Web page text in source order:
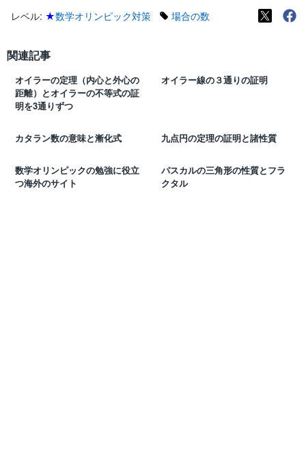
レベル: ★数学オリンピック対策 場合の数
関連記事
オイラーの定理（内心と外心の
距離）とオイラーの不等式の証
明を3通りずつ
オイラー線の３通りの証明
カタラン数の意味と漸化式 九点円の定理の証明と諸性質
数学オリンピックの勉強に役立
つ海外のサイト
パスカルの三角形の性質とフラ
クタル